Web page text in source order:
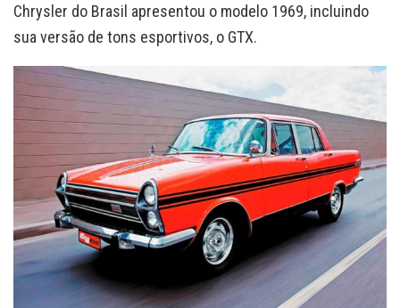
Chrysler do Brasil apresentou o modelo 1969, incluindo
sua versão de tons esportivos, o GTX.